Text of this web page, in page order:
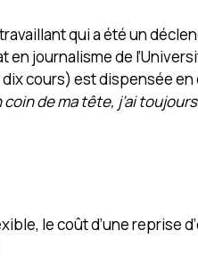
qui a été un
journalisme de
cours) est dispensée en
de ma tête, j’ai
le coût d’une reprise